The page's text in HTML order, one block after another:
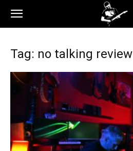
Tag: no talking review